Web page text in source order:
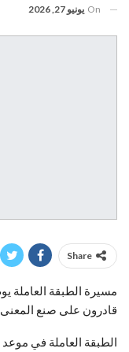
On يونيو 27, 2026
Share
مسيرة الطبقة العاملة يوم الأحد
قادرون على صنع